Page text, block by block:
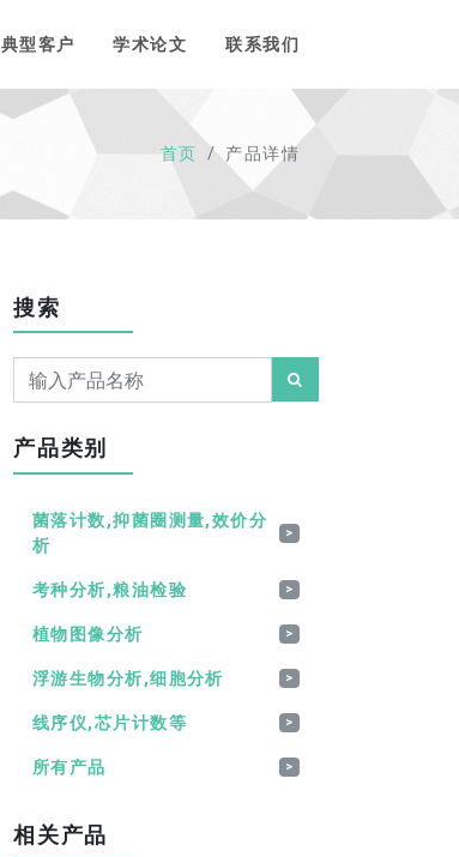
典型客户 学术论文 联系我们
首页 产品详情
搜索
产品类别
菌落计数,抑菌圈测量,效价分
析
>
考种分析,粮油检验 >
植物图像分析 >
浮游生物分析,细胞分析 >
线序仪,芯片计数等 >
所有产品 >
相关产品